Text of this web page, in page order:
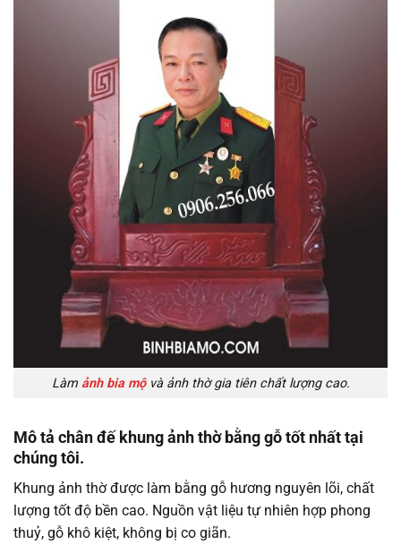
Làm ảnh bia mộvà ảnh thờ gia tiên chất lượng cao.
Mô tả chân đế khung ảnh thờ bằng gỗ tốt nhất tại
chúng tôi.
Khung ảnh thờ được làm bằng gỗ hương nguyên lõi, chất
lượng tốt độ bền cao. Nguồn vật liệu tự nhiên hợp phong
thuỷ, gỗ khô kiệt, không bị co giãn.